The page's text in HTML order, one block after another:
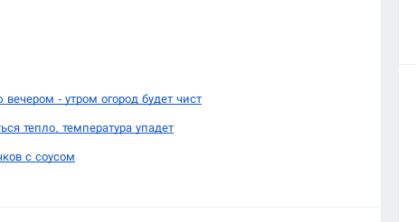
- утром огород будет чист
тепло, температура упадет
с соусом